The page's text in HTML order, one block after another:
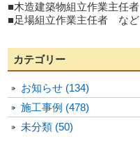
■木造建築物組立作業主任者
■足場組立作業主任者 など
カテゴリー
お知らせ (134)
施工事例 (478)
未分類 (50)